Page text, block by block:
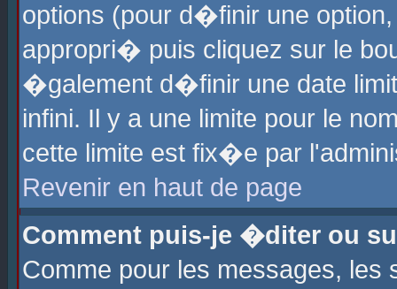
options (pour d�finir une
appropri� puis cliquez sur le
�galement d�finir une date
infini. Il y a une limite pour le
cette limite est fix�e par
Revenir en haut de page
Comment puis-je �diter ou
Comme pour les messages,